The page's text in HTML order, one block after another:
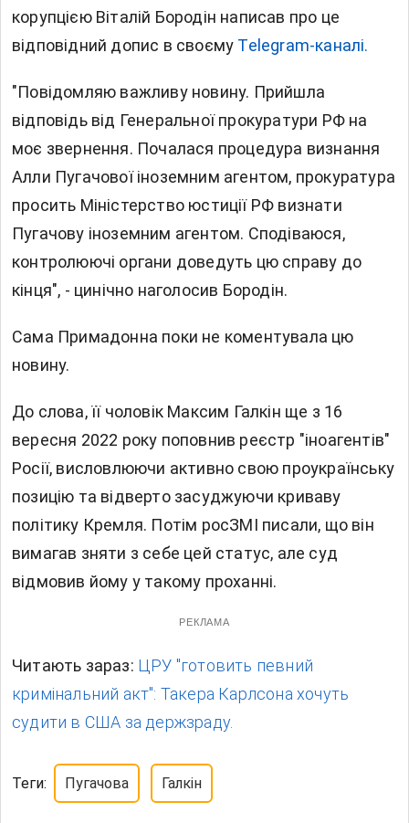
корупцією Віталій Бородін написав про це
відповідний допис в своєму Telegram-каналі.
"Повідомляю важливу новину. Прийшла
відповідь від Генеральної прокуратури РФ на
моє звернення. Почалася процедура визнання
Алли Пугачової іноземним агентом, прокуратура
просить Міністерство юстиції РФ визнати
Пугачову іноземним агентом. Сподіваюся,
контролюючі органи доведуть цю справу до
кінця", - цинічно наголосив Бородін.
Сама Примадонна поки не коментувала цю
новину.
До слова, її чоловік Максим Галкін ще з 16
вересня 2022 року поповнив реєстр "іноагентів"
Росії, висловлюючи активно свою проукраїнську
позицію та відверто засуджуючи криваву
політику Кремля. Потім росЗМІ писали, що він
вимагав зняти з себе цей статус, але суд
відмовив йому у такому проханні.
РЕКЛАМА
Читають зараз: ЦРУ "готовить певний
кримінальний акт": Такера Карлсона хочуть
судити в США за держзраду.
Теги: Пугачова Галкін